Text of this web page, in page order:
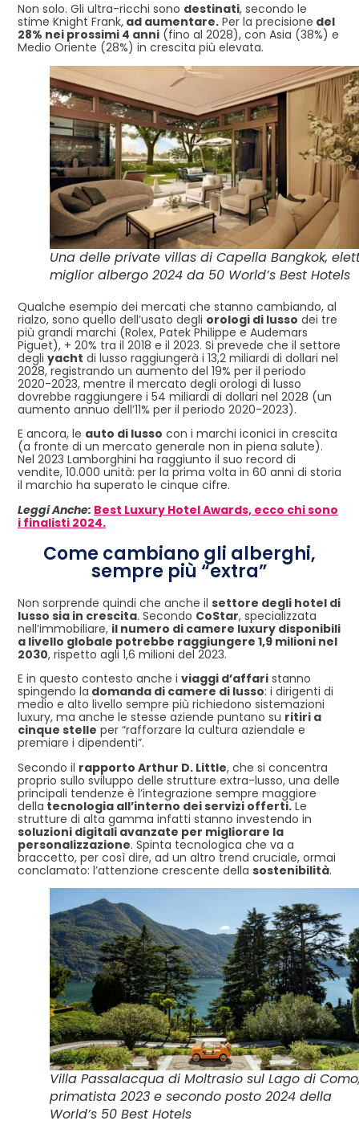
Non solo. Gli ultra-ricchi sono destinati, secondo le
stime Knight Frank, ad aumentare. Per la precisione del
28% nei prossimi 4 anni (fino al 2028), con Asia (38%) e
Medio Oriente (28%) in crescita più elevata.
Una delle private villas di Capella Bangkok,
miglior albergo 2024 da 50 World’s Best Hotels
Qualche esempio dei mercati che stanno cambiando, al
rialzo, sono quello dell’usato degli orologi di lusso dei tre
più grandi marchi (Rolex, Patek Philippe e Audemars
Piguet), + 20% tra il 2018 e il 2023. Si prevede che il settore
degli yacht di lusso raggiungerà i 13,2 miliardi di dollari nel
2028, registrando un aumento del 19% per il periodo
2020-2023, mentre il mercato degli orologi di lusso
dovrebbe raggiungere i 54 miliardi di dollari nel 2028 (un
aumento annuo dell’11% per il periodo 2020-2023).
E ancora, le auto di lusso con i marchi iconici in crescita
(a fronte di un mercato generale non in piena salute).
Nel 2023 Lamborghini ha raggiunto il suo record di
vendite, 10.000 unità: per la prima volta in 60 anni di storia
il marchio ha superato le cinque cifre.
Leggi Anche: Best Luxury Hotel Awards, ecco chi sono
i finalisti 2024.
Come cambiano gli alberghi,
sempre più “extra”
Non sorprende quindi che anche il settore degli hotel di
lusso sia in crescita. Secondo CoStar, specializzata
nell’immobiliare, il numero di camere luxury disponibili
a livello globale potrebbe raggiungere 1,9 milioni nel
2030, rispetto agli 1,6 milioni del 2023.
E in questo contesto anche i viaggi d’affari stanno
spingendo la domanda di camere di lusso: i dirigenti di
medio e alto livello sempre più richiedono sistemazioni
luxury, ma anche le stesse aziende puntano su ritiri a
cinque stelle per “rafforzare la cultura aziendale e
premiare i dipendenti”.
Secondo il rapporto Arthur D. Little, che si concentra
proprio sullo sviluppo delle strutture extra-lusso, una delle
principali tendenze è l’integrazione sempre maggiore
della tecnologia all’interno dei servizi offerti.Le
strutture di alta gamma infatti stanno investendo in
soluzioni digitali avanzate per migliorare la
personalizzazione. Spinta tecnologica che va a
braccetto, per così dire, ad un altro trend cruciale, ormai
conclamato: l’attenzione crescente della sostenibilità.
Villa Passalacqua di Moltrasio sul Lago di
primatista 2023 e secondo posto 2024 della
World’s 50 Best Hotels